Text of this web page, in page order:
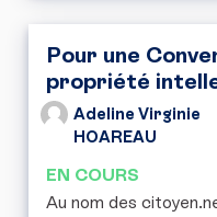
Pour une
propriété
Adeline Virginie
HOAREAU
EN COURS
Au nom des